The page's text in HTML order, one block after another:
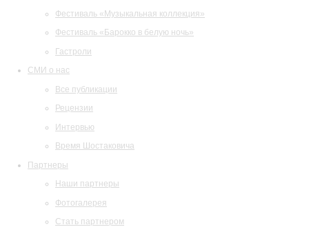
Фестиваль «Музыкальная коллекция»
Фестиваль «Барокко в белую ночь»
Гастроли
СМИ о нас
Все публикации
Рецензии
Интервью
Время Шостаковича
Партнеры
Наши партнеры
Фотогалерея
Стать партнером